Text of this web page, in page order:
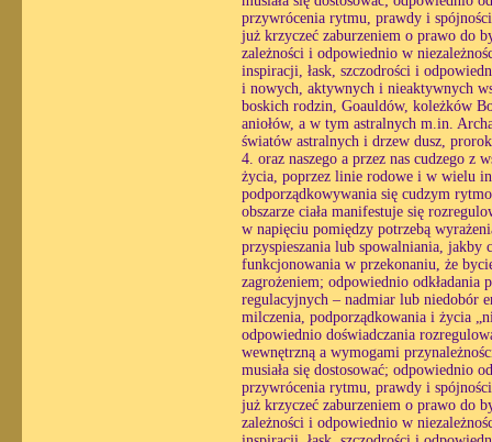
przywrócenia rytmu, prawdy i
już krzyczeć zaburzeniem o prawo do
zależności i odpowiednio w
inspiracji, łask, szczodrości i
i nowych, aktywnych i nieaktywnych
boskich rodzin, Goauldów, koleżków
aniołów, a w tym astralnych m.in.
światów astralnych i drzew dusz,
4. oraz naszego a przez nas cudzego
życia, poprzez linie rodowe i w wielu
podporządkowywania się cudzym
obszarze ciała manifestuje się
w napięciu pomiędzy potrzebą
przyspieszania lub spowalniania, jakby
funkcjonowania w przekonaniu, że
zagrożeniem; odpowiednio odkładania
regulacyjnych – nadmiar lub niedobór
milczenia, podporządkowania i życia
odpowiednio doświadczania
wewnętrzną a wymogami
musiała się dostosować; odpowiednio
przywrócenia rytmu, prawdy i
już krzyczeć zaburzeniem o prawo do
zależności i odpowiednio w